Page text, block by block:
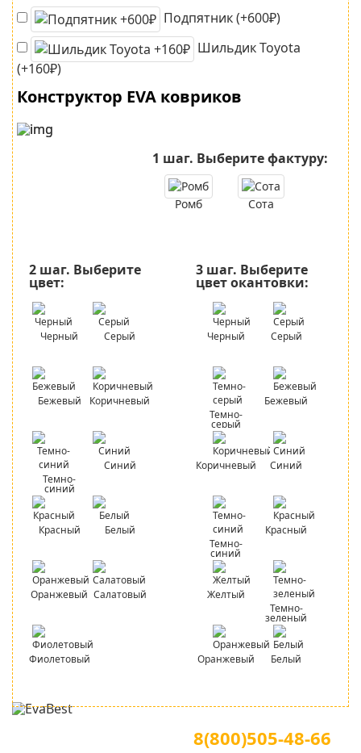
Подпятник (+600₽)
Шильдик Toyota
(+160₽)
Конструктор EVA ковриков
1 шаг. Выберите фактуру:
Ромб Сота
2 шаг. Выберите
цвет:
Черный Серый
Бежевый Коричневый
Темно-
синий
Синий
Красный Белый
Оранжевый Салатовый
Фиолетовый
3 шаг. Выберите
цвет окантовки:
Черный Серый
Темно-
серый
Бежевый
Коричневый Синий
Темно-
синий
Красный
Желтый
Темно-
зеленый
Оранжевый Белый
8(800)505-48-66